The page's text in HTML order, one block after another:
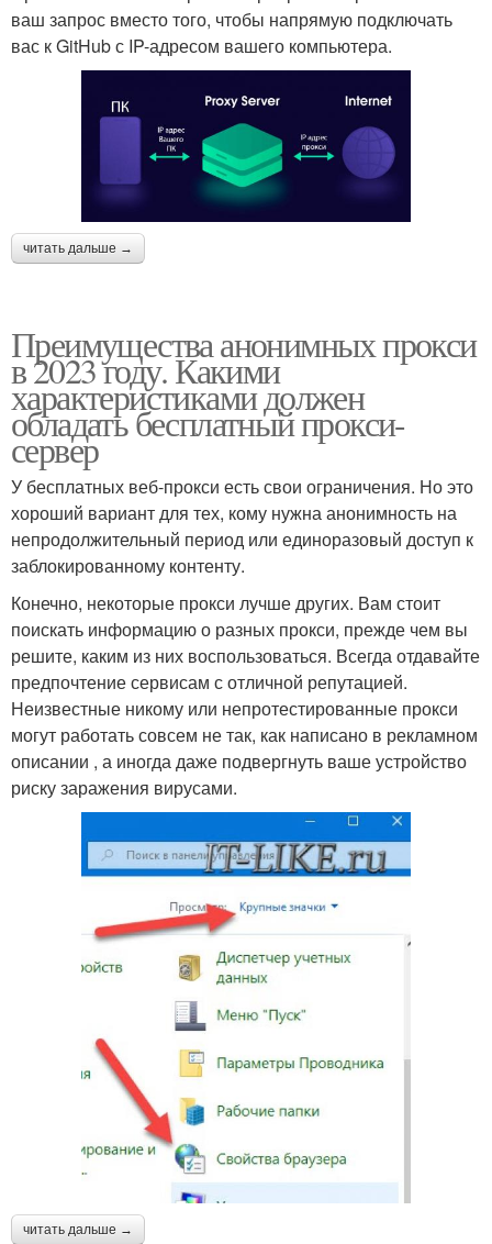
ваш запрос вместо того, чтобы напрямую подключать
вас к GitHub с IP-адресом вашего компьютера.
читать дальше →
Преимущества анонимных прокси
в 2023 году. Какими
характеристиками должен
обладать бесплатный прокси-
сервер
У бесплатных веб-прокси есть свои ограничения. Но это
хороший вариант для тех, кому нужна анонимность на
непродолжительный период или единоразовый доступ к
заблокированному контенту.
Конечно, некоторые прокси лучше других. Вам стоит
поискать информацию о разных прокси, прежде чем вы
решите, каким из них воспользоваться. Всегда отдавайте
предпочтение сервисам с отличной репутацией.
Неизвестные никому или непротестированные прокси
могут работать совсем не так, как написано в рекламном
описании , а иногда даже подвергнуть ваше устройство
риску заражения вирусами.
читать дальше →